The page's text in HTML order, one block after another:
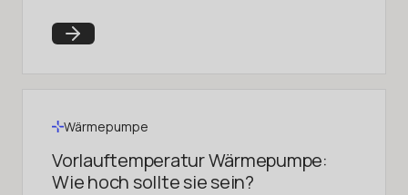
Wärmepumpe
Vorlauftemperatur Wärmepumpe:
Wie hoch sollte sie sein?